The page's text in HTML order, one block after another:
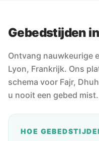
Gebedstijden
Ontvang nauwkeurige
Lyon, Frankrijk. Ons
schema voor Fajr,
u nooit een gebed mist.
HOE